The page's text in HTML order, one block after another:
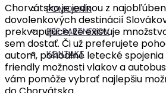
POMOCNÍK
PRE PARTNEROV
KONTAKT
Chorvátsko je jednou z
dovolenkových destinácií
prekvapujúce, že existuje
sem dostať. Či už preferujete
autom, pohodlné letecké
friendly možnosti vlakov a
vám pomôže vybrať najlepšiu